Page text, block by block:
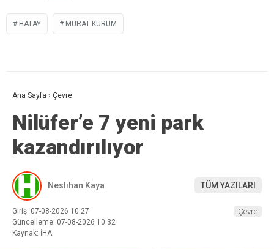
HATAY MURAT KURUM
Ana Sayfa › Çevre
Nilüfer’e 7 yeni park
kazandırılıyor
Neslihan Kaya TÜM YAZILARI
Giriş: 07-08-2026 10:27
Güncelleme: 07-08-2026 10:32
Kaynak: İHA
Çevre